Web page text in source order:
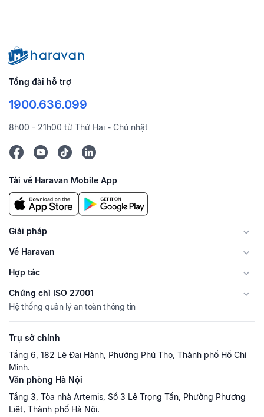
Tổng đài hỗ trợ
1900.636.099
8h00 - 21h00 từ Thứ Hai - Chủ nhật
Tải về Haravan Mobile App
Giải pháp
Về Haravan
Hợp tác
Chứng chỉ ISO 27001
Hệ thống quản lý an toàn thông tin
Trụ sở chính
Tầng 6, 182 Lê Đại Hành, Phường Phú Thọ, Thành phố Hồ Chí
Minh.
Văn phòng Hà Nội
Tầng 3, Tòa nhà Artemis, Số 3 Lê Trọng Tấn, Phường Phương
Liệt, Thành phố Hà Nội.